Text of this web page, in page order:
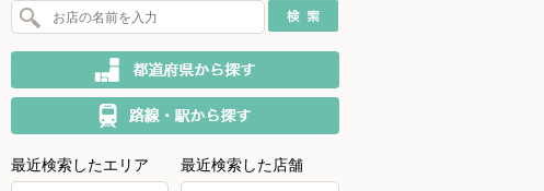
最近検索したエリア 最近検索した店舗